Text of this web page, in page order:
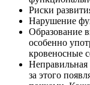
Риски
Нарушение
Образование
особенно
кровеносные
за этого